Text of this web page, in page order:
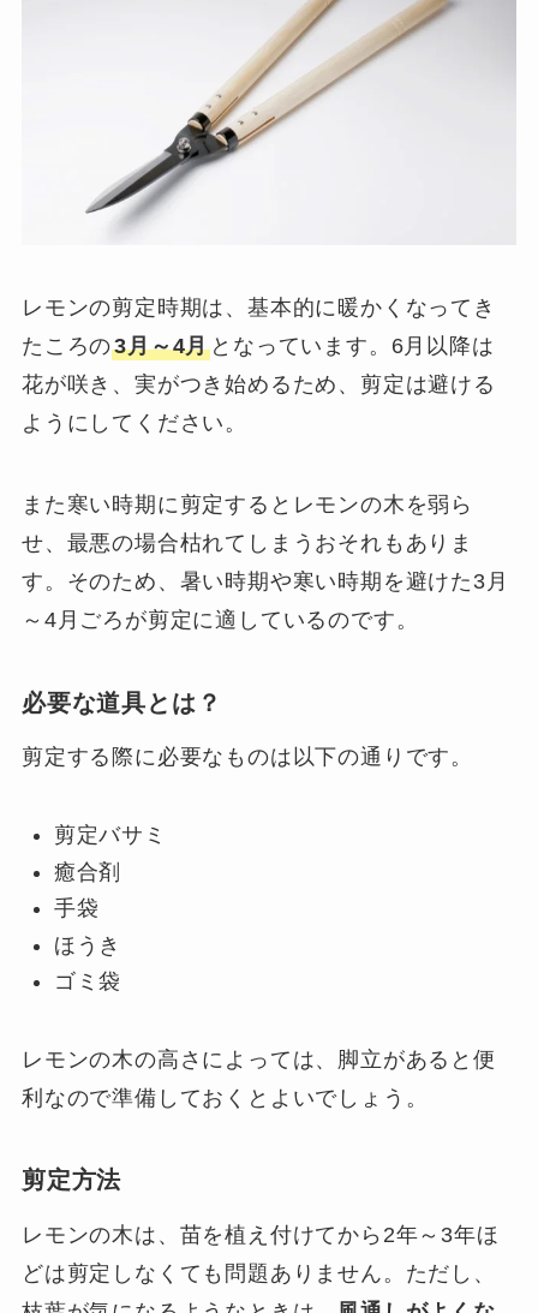
レモンの剪定時期は、基本的に暖かくなってき
たころの3月～4月 となっています。6月以降は
花が咲き、実がつき始めるため、剪定は避ける
ようにしてください。
また寒い時期に剪定するとレモンの木を弱ら
せ、最悪の場合枯れてしまうおそれもありま
す。そのため、暑い時期や寒い時期を避けた3月
～4月ごろが剪定に適しているのです。
必要な道具とは？
剪定する際に必要なものは以下の通りです。
剪定バサミ
癒合剤
手袋
ほうき
ゴミ袋
レモンの木の高さによっては、脚立があると便
利なので準備しておくとよいでしょう。
剪定方法
レモンの木は、苗を植え付けてから2年～3年ほ
どは剪定しなくても問題ありません。ただし、